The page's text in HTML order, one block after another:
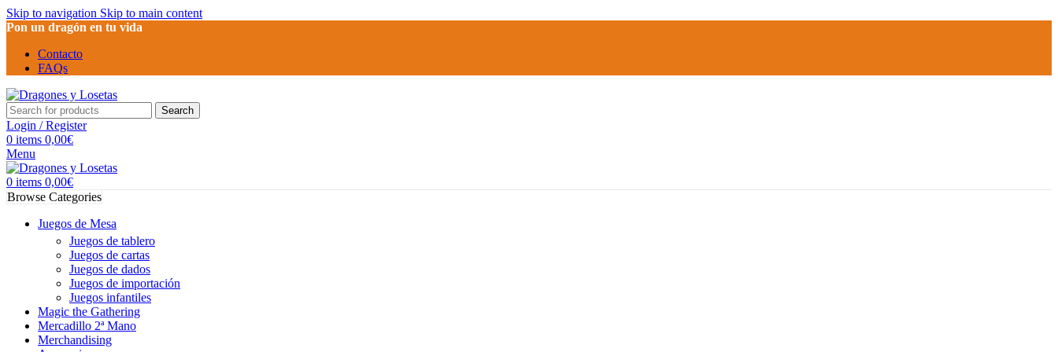
Skip to navigation Skip to main content
Pon un dragón en tu vida
Contacto
FAQs
Search
Login / Register
0 items 0,00€
Menu
0 items 0,00€
Browse Categories
Juegos de Mesa
Juegos de tablero
Juegos de cartas
Juegos de dados
Juegos de importación
Juegos infantiles
Magic the Gathering
Mercadillo 2ª Mano
Merchandising